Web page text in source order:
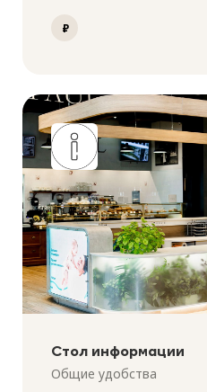
₽
Стол информации
Общие удобства